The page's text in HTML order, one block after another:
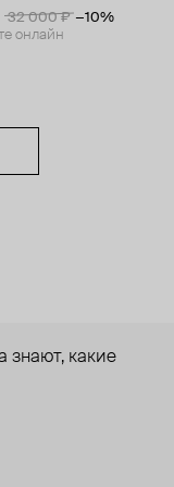
32 000 ₽ −10%
онлайн
знают, какие